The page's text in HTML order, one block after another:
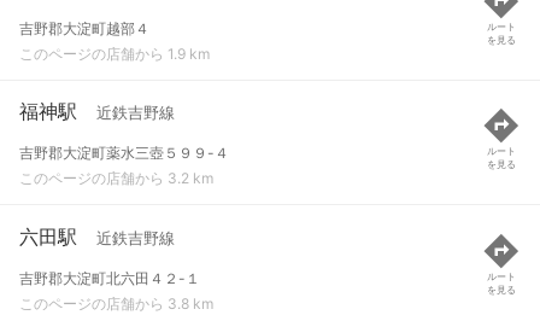
吉野郡大淀町越部４
このページの店舗から 1.9 km
ルート
を見る
福神駅 近鉄吉野線
吉野郡大淀町薬水三壺５９９-４
このページの店舗から 3.2 km
ルート
を見る
六田駅 近鉄吉野線
吉野郡大淀町北六田４２-１
このページの店舗から 3.8 km
ルート
を見る